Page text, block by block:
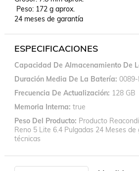
Peso: 172 g aprox.
24 meses de garantía
ESPECIFICACIONES
Capacidad De Almacenamiento De
Duración Media De La Batería 0089-
Frecuencia De Actualización 128 GB
Memoria Interna true
Peso Del Producto Producto
Reno 5 Lite 6.4 Pulgadas 24 Meses
técnicas